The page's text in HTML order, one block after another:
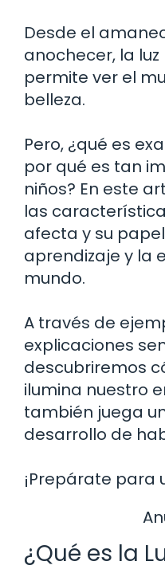
Desde el
anochecer, la
permite ver el
belleza.
Pero, ¿qué es
por qué es tan
niños? En este
las
afecta y su
aprendizaje y la
mundo.
A través de
explicaciones
descubriremos
ilumina nuestro
también juega
desarrollo de
¡Prepárate para
¿Qué es la